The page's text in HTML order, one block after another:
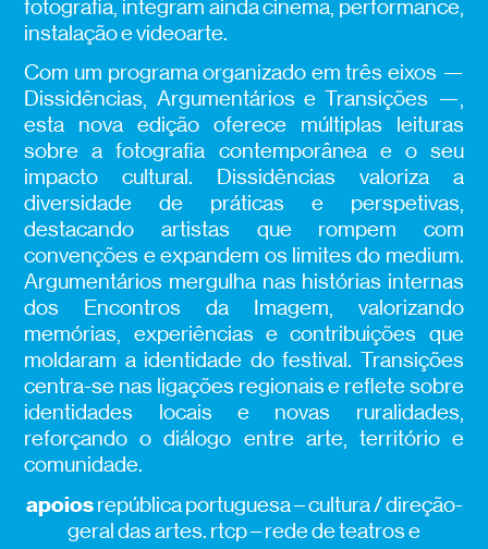
fotografia, integram ainda cinema, performance,
instalação e videoarte.
Com um programa organizado em três eixos —
Dissidências, Argumentários e Transições —,
esta nova edição oferece múltiplas leituras
sobre a fotografia contemporânea e o seu
impacto cultural. Dissidências valoriza a
diversidade de práticas e perspetivas,
destacando artistas que rompem com
convenções e expandem os limites do medium.
Argumentários mergulha nas histórias internas
dos Encontros da Imagem, valorizando
memórias, experiências e contribuições que
moldaram a identidade do festival. Transições
centra-se nas ligações regionais e reflete sobre
identidades locais e novas ruralidades,
reforçando o diálogo entre arte, território e
comunidade.
apoiosrepública portuguesa – cultura / direção-
geral das artes. rtcp – rede de teatros e